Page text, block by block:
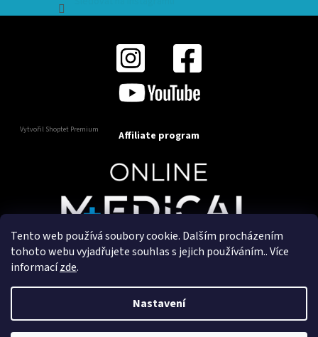
Tento web používá soubory cookie. Dalším procházením
tohoto webu vyjadřujete souhlas s jejich používáním.. Více
informacízde.
Nastavení
Vytvořil Shoptet Premium Affiliate program
Copyright 2025OnlineMedical.cz. Všechna práva
Vytvořil a marketingově zajišťuje